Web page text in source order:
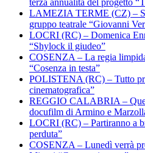
terza annualità del progetto
LAMEZIA TERME (CZ) –
gruppo teatrale “Giovanni
LOCRI (RC) – Domenica
“Shylock il giudeo”
COSENZA – La regia
“Cosenza in testa”
POLISTENA (RC) – Tutto
cinematografica”
REGGIO CALABRIA –
docufilm di Armino e
LOCRI (RC) – Partiranno a
perduta”
COSENZA – Lunedì verrà